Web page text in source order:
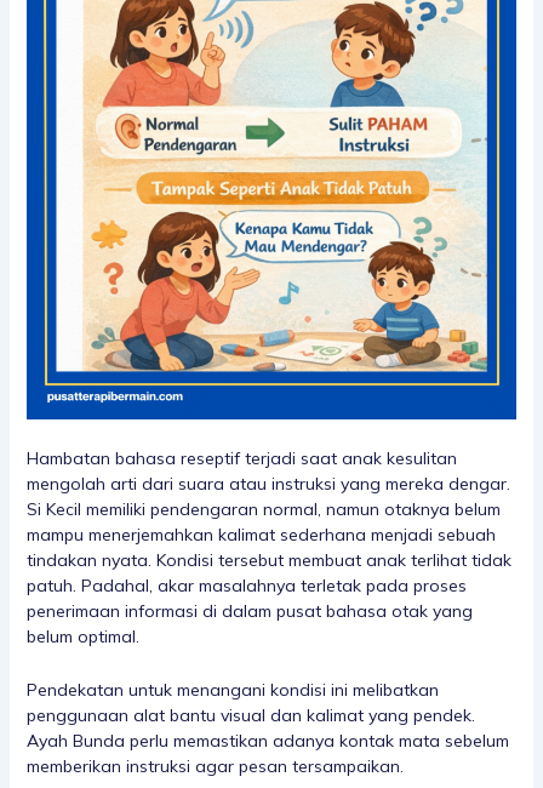
Hambatan bahasa reseptif terjadi saat anak kesulitan
mengolah arti dari suara atau instruksi yang mereka dengar.
Si Kecil memiliki pendengaran normal, namun otaknya belum
mampu menerjemahkan kalimat sederhana menjadi sebuah
tindakan nyata. Kondisi tersebut membuat anak terlihat tidak
patuh. Padahal, akar masalahnya terletak pada proses
penerimaan informasi di dalam pusat bahasa otak yang
belum optimal.
Pendekatan untuk menangani kondisi ini melibatkan
penggunaan alat bantu visual dan kalimat yang pendek.
Ayah Bunda perlu memastikan adanya kontak mata sebelum
memberikan instruksi agar pesan tersampaikan.